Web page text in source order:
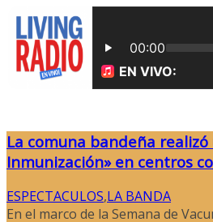
La comuna bandeña realizó
Inmunización» en centros
ESPECTACULOS,LA BANDA
En el marco de la Semana de